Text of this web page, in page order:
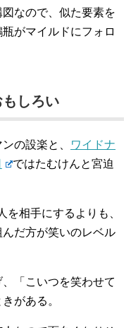
なので、似た要素を
がマイルドにフォロ
しろい
の設楽と、
ワイドナ
ではたむけんと宮迫
相手にするよりも、
だ方が笑いのレベル
「こいつを笑わせて
がある。